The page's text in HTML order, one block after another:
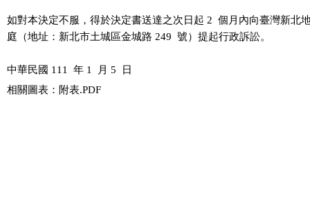
如對本決定不服，得於決定書送達之次日起 2  個月內向臺灣新北
庭（地址：新北市土城區金城路 249  號）提起行政訴訟。
相關圖表：附表.PDF